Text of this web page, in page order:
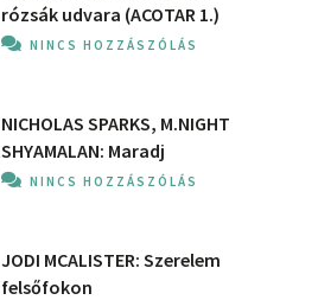
rózsák udvara (ACOTAR 1.)
NINCS HOZZÁSZÓLÁS
NICHOLAS SPARKS, M.NIGHT
SHYAMALAN: Maradj
NINCS HOZZÁSZÓLÁS
JODI MCALISTER: Szerelem
felsőfokon